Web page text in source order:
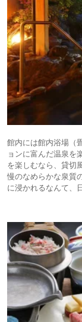
館内には館内浴場（
ョンに富んだ温泉を
を楽しむなら、貸切
慢のなめらかな泉質
に浸かれるなんて、